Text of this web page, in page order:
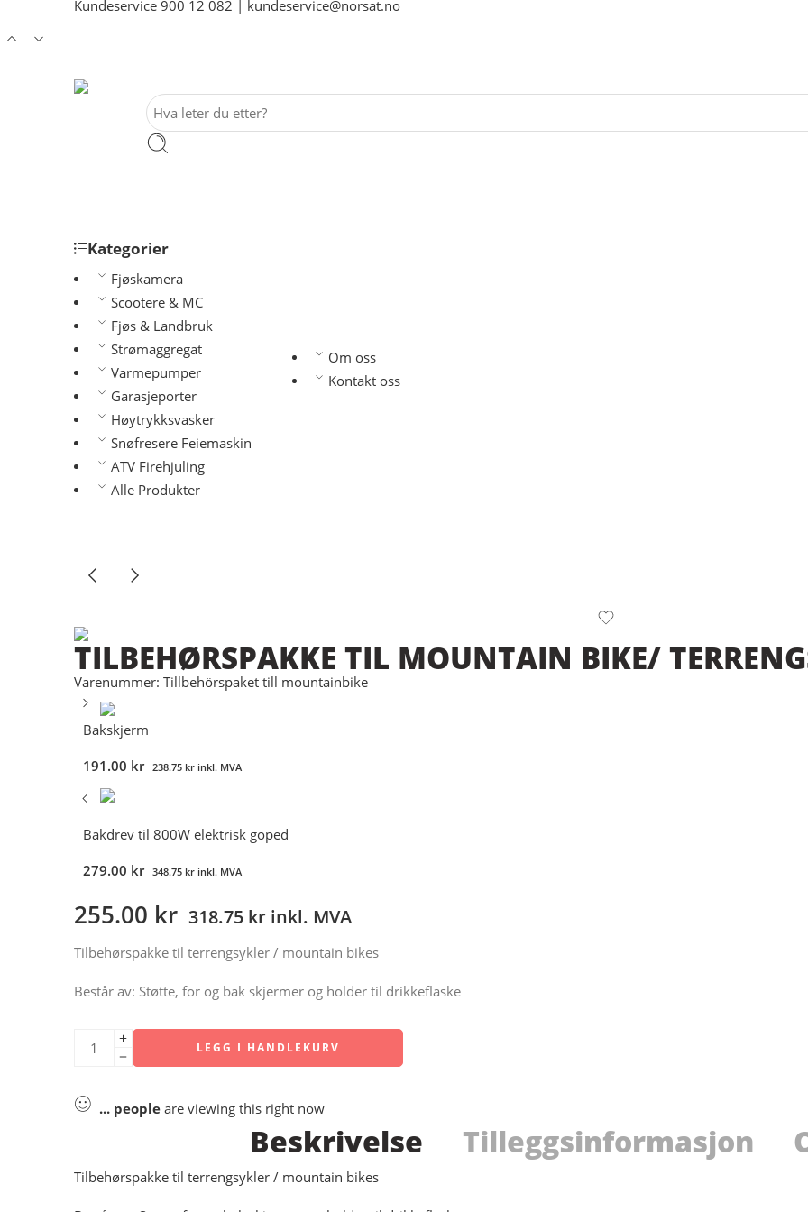
Kundeservice 900 12 082 kundeservice@norsat.no
Kategorier
Fjøskamera
Scootere & MC
Fjøs & Landbruk
Strømaggregat
Varmepumper
Garasjeporter
Høytrykksvasker
Snøfresere Feiemaskin
ATV Firehjuling
Alle Produkter
Om oss
Kontakt oss
TILBEHØRSPAKKE TIL MOUNTAIN BIKE/
Varenummer: Tillbehörspaket till mountainbike
Bakskjerm
191.00 kr 238.75 kr inkl. MVA
Bakdrev til 800W elektrisk goped
279.00 kr 348.75 kr inkl. MVA
255.00 kr 318.75 kr inkl. MVA
Tilbehørspakke til terrengsykler / mountain bikes
Består av: Støtte, for og bak skjermer og holder til drikkeflaske
LEGG I HANDLEKURV
... people are viewing this right now
Beskrivelse Tilleggsinformasjon
Tilbehørspakke til terrengsykler / mountain bikes